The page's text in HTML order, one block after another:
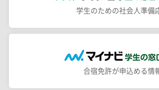
学生のための社会人準備
合宿免許が申込める情